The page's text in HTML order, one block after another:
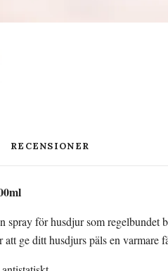
RECENSIONER
spray för husdjur som
ge ditt husdjurs päls en varmare